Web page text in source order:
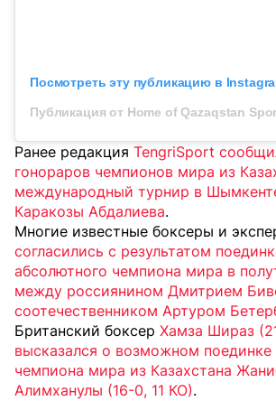
Посмотреть эту публикацию в
Ранее редакция TengriSport
гонораров чемпионов мира из
международный турнир в
Каракозы Абдалиева.
Многие известные боксеры и
согласились с результатом
абсолютного чемпиона мира в
между россиянином Дмитрием
соотечественником Артуром
Британский боксер Хамза Шираз
высказался о возможном поединке
чемпиона мира из Казахстана
Алимханулы (16-0, 11 КО).